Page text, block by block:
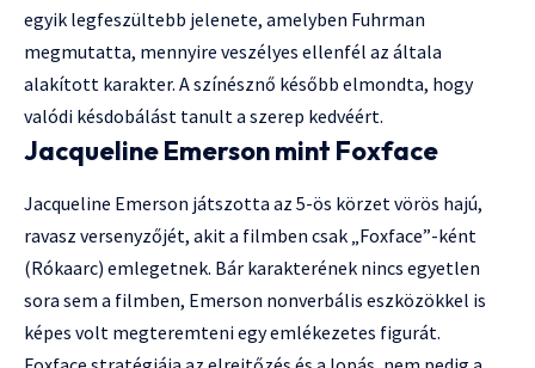
egyik legfeszültebb jelenete, amelyben Fuhrman
megmutatta, mennyire veszélyes ellenfél az általa
alakított karakter. A színésznő később elmondta, hogy
valódi késdobálást tanult a szerep kedvéért.
Jacqueline Emerson mint Foxface
Jacqueline Emerson játszotta az 5-ös körzet vörös hajú,
ravasz versenyzőjét, akit a filmben csak „Foxface”-ként
(Rókaarc) emlegetnek. Bár karakterének nincs egyetlen
sora sem a filmben, Emerson nonverbális eszközökkel is
képes volt megteremteni egy emlékezetes figurát.